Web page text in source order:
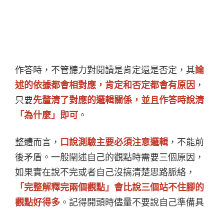
作答時，不管聽力對閱讀是肯定還是否定，其論
述的依據都會相對應，肯定和否定都會有原因 ，
只要先釐清了對應的邏輯關係，並且作答時說清
「為什麼」即可 。
整體而言， 口說測驗主要必須注意邏輯 ，不能前
後矛盾。一般闡述自己的觀點時需要三個原因，
如果實在說不完或者自己沒搞清楚思路脈絡，
「完整解釋完兩個觀點」會比說三個站不住腳的
觀點好得多 。記得開頭時儘量不要說自己準備具